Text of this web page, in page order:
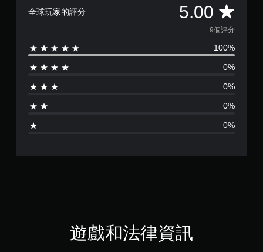
全球玩家的評分 5.00 平
均
評
分
5
星
9個評分
100%
0%
0%
0%
0%
遊戲和法律資訊